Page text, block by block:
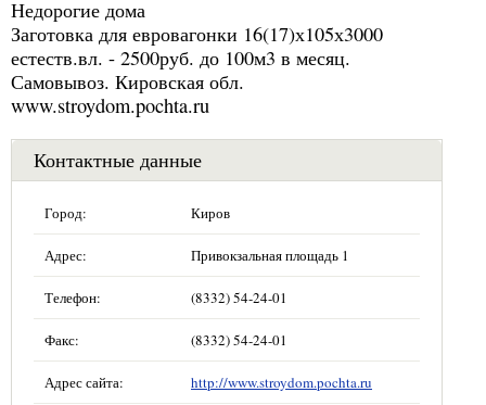
Недорогие дома
Заготовка для евровагонки 16(17)х105х3000
естеств.вл. - 2500руб. до 100м3 в месяц.
Самовывоз. Кировская обл.
www.stroydom.pochta.ru
Контактные данные
Город: Киров
Адрес: Привокзальная площадь 1
Телефон: (8332) 54-24-01
Факс: (8332) 54-24-01
Адрес сайта: http://www.stroydom.pochta.ru